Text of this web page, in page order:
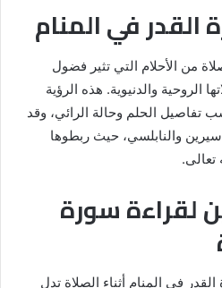
القدر في المنام
من الأحلام التي تثير فضول
الروحية والدنيوية. هذه الرؤية
الحلم وحالة الرائي، وقد
والنابلسي، حيث ربطوها
تعالى.
لقراءة سورة
في المنام أثناء الصلاة تدل